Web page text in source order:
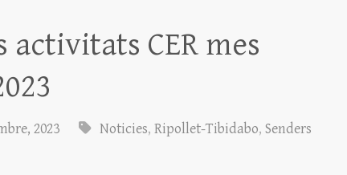
activitats CER mes
2023 Noticies, Ripollet-Tibidabo, Senders